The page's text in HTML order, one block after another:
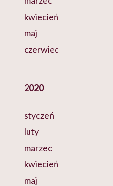
kwiecień
maj
czerwiec
2020
styczeń
luty
marzec
kwiecień
maj